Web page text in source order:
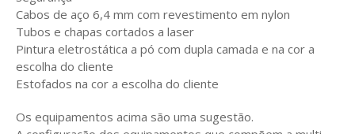
Cabos de aço 6,4 mm com revestimento em nylon
Tubos e chapas cortados a laser
Pintura eletrostática a pó com dupla camada e na cor a
escolha do cliente
Estofados na cor a escolha do cliente
Os equipamentos acima são uma sugestão.